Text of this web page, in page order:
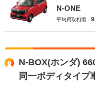
N-ONE
平均買取相場：
N-BOX(ホンダ)
同一ボディタイプ